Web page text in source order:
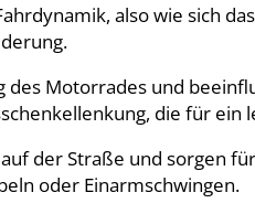
also wie sich
Motorrades und
die für
der Straße und sorgen
oder Einarmschwingen.